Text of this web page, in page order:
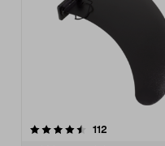
112
4.5 av 5 stjärnor